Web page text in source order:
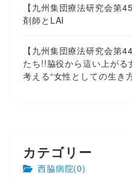
【九州集団療法研究会第
剤師とLAI
【九州集団療法研究会第
たち!!脇役から這い上が
考える“女性としての生き
カテゴリー
西脇病院(0)